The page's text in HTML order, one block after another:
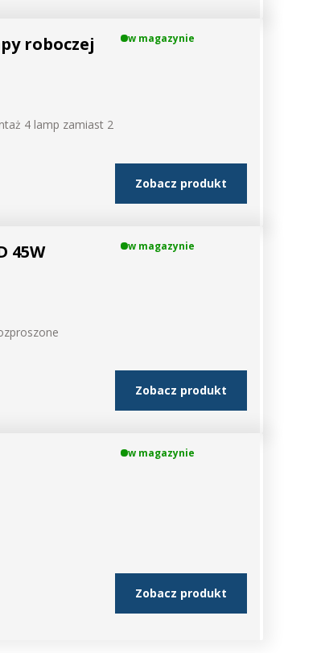
roboczej
w magazynie
4 lamp zamiast 2
Zobacz produkt
45W
w magazynie
Zobacz produkt
w magazynie
Zobacz produkt